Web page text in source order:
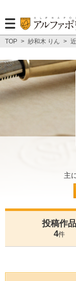
TOP > 紗和木 りん >
主
投稿作品
4件